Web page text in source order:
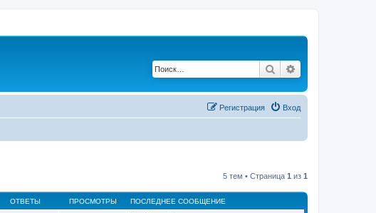
Поиск
Вход
Регистрация
5 тем • Страница 1 из 1
ОТВЕТЫ ПРОСМОТРЫ ПОСЛЕДНЕЕ СООБЩЕНИЕ